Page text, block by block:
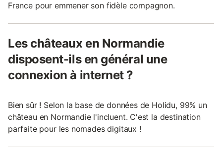
France pour emmener son fidèle compagnon.
Les châteaux en Normandie
disposent-ils en général une
connexion à internet ?
Bien sûr ! Selon la base de données de Holidu, 99% un
château en Normandie l'incluent. C'est la destination
parfaite pour les nomades digitaux !